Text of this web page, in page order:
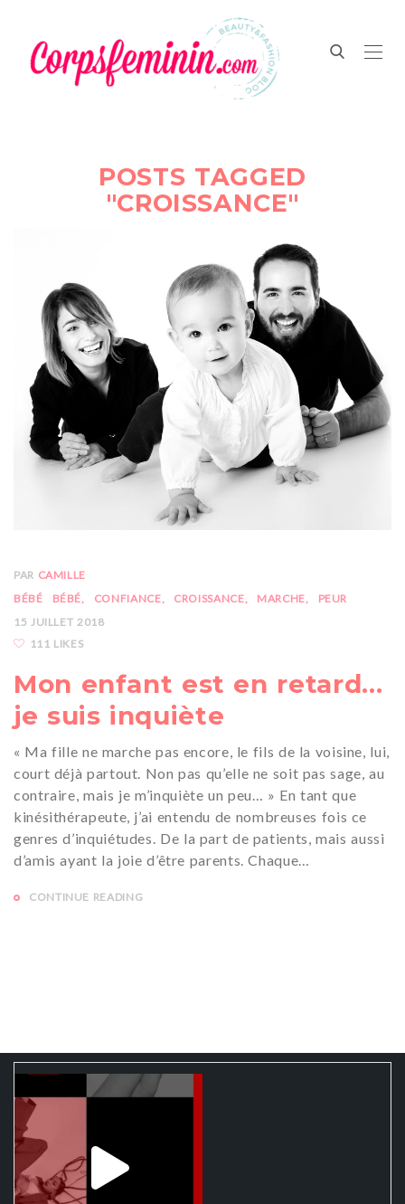
POSTS TAGGED
"CROISSANCE"
PAR CAMILLE
BÉBÉ
BÉBÉ CONFIANCE CROISSANCE MARCHE
PEUR
15 JUILLET 2018
111 LIKES
Mon enfant est en retard…
je suis inquiète
« Ma fille ne marche pas encore, le fils de la voisine, lui,
court déjà partout. Non pas qu’elle ne soit pas sage, au
contraire, mais je m’inquiète un peu… » En tant que
kinésithérapeute, j’ai entendu de nombreuses fois ce
genres d’inquiétudes. De la part de patients, mais aussi
d’amis ayant la joie d’être parents. Chaque…
CONTINUE READING